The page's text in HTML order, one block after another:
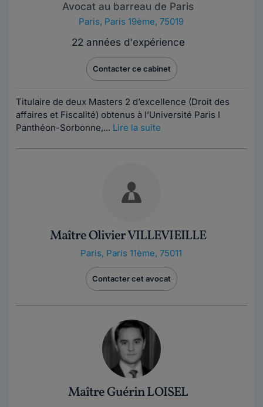
Avocat au barreau de Paris
Paris, Paris 19ème, 75019
22 années d'expérience
Contacter ce cabinet
Titulaire de deux Masters 2 d’excellence (Droit des
affaires et Fiscalité) obtenus à l’Université Paris I
Panthéon-Sorbonne,... Lire la suite
Maître Olivier VILLEVIEILLE
Paris, Paris 11ème, 75011
Contacter cet avocat
Maître Guérin LOISEL